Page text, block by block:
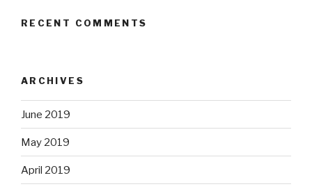
RECENT COMMENTS
ARCHIVES
June 2019
May 2019
April 2019